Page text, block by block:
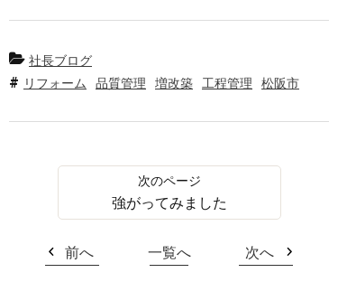
社長ブログ
リフォーム
品質管理 増改築 工程管理 松阪市
強がってみました
前へ 一覧へ 次へ